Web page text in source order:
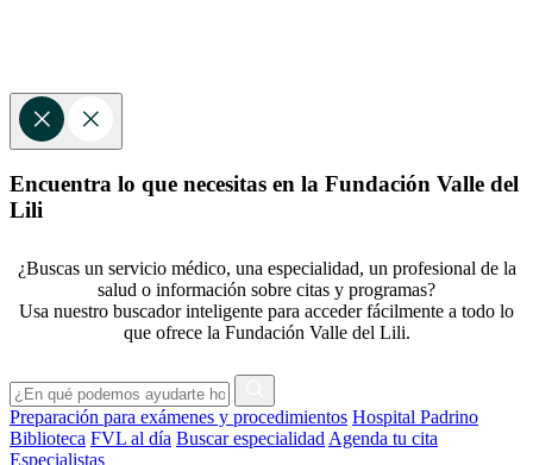
Encuentra lo que necesitas en la Fundación Valle del
Lili
¿Buscas un servicio médico, una especialidad, un profesional de la
salud o información sobre citas y programas?
Usa nuestro buscador inteligente para acceder fácilmente a todo lo
que ofrece la Fundación Valle del Lili.
Preparación para exámenes y procedimientos Hospital Padrino
Biblioteca FVL al día Buscar especialidad Agenda tu cita
Especialistas